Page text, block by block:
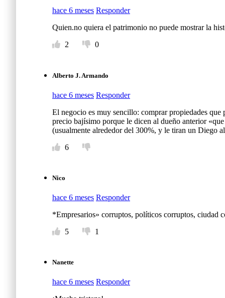
hace 6 meses Responder
Quien.no quiera el patrimonio no puede mostrar la
2
0
Alberto J. Armando
hace 6 meses Responder
El negocio es muy sencillo: comprar propiedades
precio bajísimo porque le dicen al dueño anterior
(usualmente alrededor del 300%, y le tiran un Diego
6
Nico
hace 6 meses Responder
*Empresarios» corruptos, políticos corruptos, ciudad
5
1
Nanette
hace 6 meses Responder